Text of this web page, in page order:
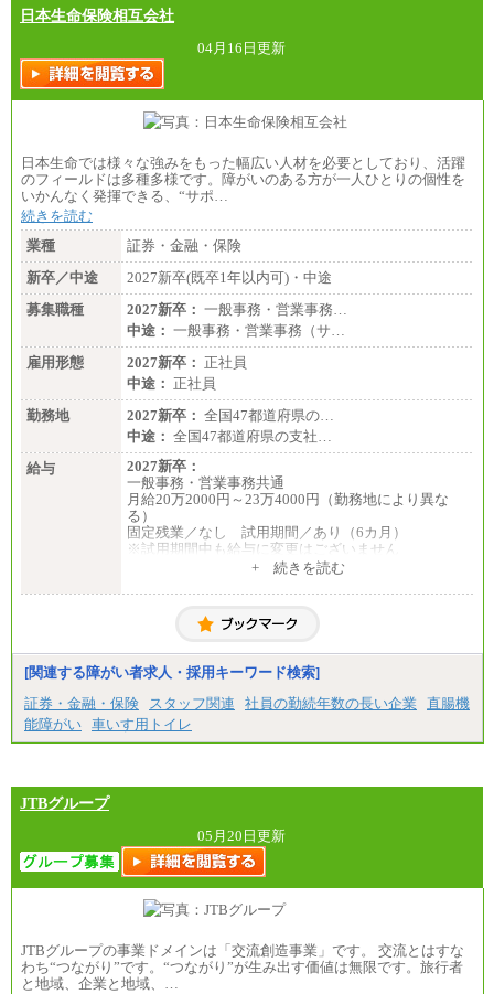
す。
中途：
全職種共通
月給制
226,600円～390,100円（勤務地域等により異なりま
す）
・ご経験やスキルを考慮し、選考の中で決定いたし
ます。
日本生命保険相互会社
04月16日更新
日本生命では様々な強みをもった幅広い人材を必要としており、活躍
のフィールドは多種多様です。障がいのある方が一人ひとりの個性を
いかんなく発揮できる、“サポ…
続きを読む
業種
証券・金融・保険
新卒／中途
2027新卒(既卒1年以内可)・中途
募集職種
2027新卒： 一般事務・営業事務…
中途： 一般事務・営業事務（サ…
雇用形態
2027新卒： 正社員
中途： 正社員
勤務地
2027新卒： 全国47都道府県の…
中途： 全国47都道府県の支社…
給与
2027新卒：
一般事務・営業事務共通
月給20万2000円～23万4000円（勤務地により異な
る）
固定残業／なし 試用期間／あり（6カ月）
※試用期間中も給与に変更はございません
月給20万2000円～23万4000円（勤務地により異な
固定残業／なし 試用期間／あり（6か月）
+ 続きを読む
[関連する障がい者求人・採用キーワード検索]
証券・金融・保険
スタッフ関連 社員の勤続年数の長い企業
直腸機
能障がい 車いす用トイレ
JTBグループ
05月20日更新
JTBグループの事業ドメインは「交流創造事業」です。 交流とはすな
わち“つながり”です。“つながり”が生み出す価値は無限です。旅行者
と地域、企業と地域、…